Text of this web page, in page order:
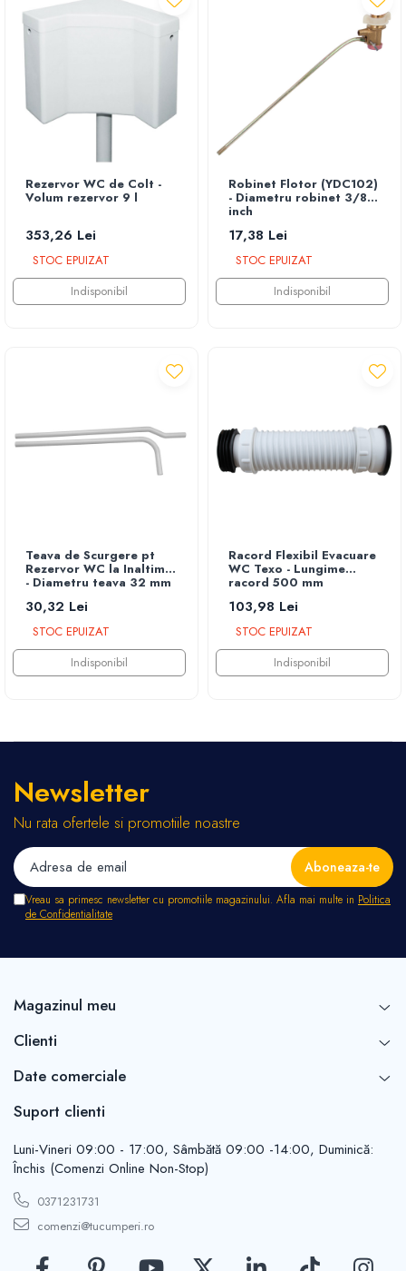
Rezervor WC de Colt -
Volum rezervor 9 l
353,26 Lei
STOC EPUIZAT
Indisponibil
Robinet Flotor (YDC102)
- Diametru robinet 3/8
inch
17,38 Lei
STOC EPUIZAT
Indisponibil
Teava de Scurgere pt
Rezervor WC la Inaltime
- Diametru teava 32 mm
30,32 Lei
STOC EPUIZAT
Indisponibil
Racord Flexibil Evacuare
WC Texo - Lungime
racord 500 mm
103,98 Lei
STOC EPUIZAT
Indisponibil
Newsletter
Nu rata ofertele si promotiile noastre
Vreau sa primesc newsletter cu promotiile magazinului. Afla mai multe in Politica
de Confidentialitate
Magazinul meu
Clienti
Date comerciale
Suport clienti
Luni-Vineri 09:00 - 17:00, Sâmbătă 09:00 -14:00, Duminică:
Închis (Comenzi Online Non-Stop)
0371231731
comenzi@tucumperi.ro